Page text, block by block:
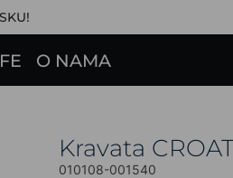
O NAMA
Kravata
010108-001540